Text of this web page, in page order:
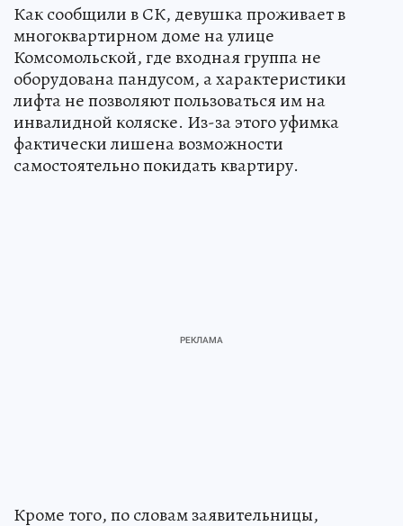
Как сообщили в СК, девушка проживает в
многоквартирном доме на улице
Комсомольской, где входная группа не
оборудована пандусом, а характеристики
лифта не позволяют пользоваться им на
инвалидной коляске. Из-за этого уфимка
фактически лишена возможности
самостоятельно покидать квартиру.
Кроме того, по словам заявительницы,